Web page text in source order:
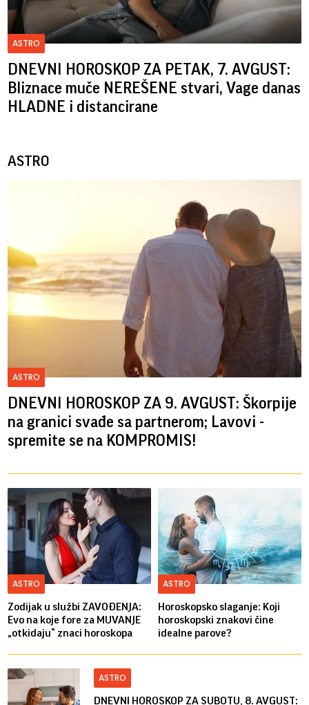
ASTRO
DNEVNI HOROSKOP ZA PETAK, 7. AVGUST:
Bliznace muče NEREŠENE stvari, Vage danas
HLADNE i distancirane
ASTRO
ASTRO
DNEVNI HOROSKOP ZA 9. AVGUST: Škorpije
na granici svađe sa partnerom; Lavovi -
spremite se na KOMPROMIS!
ASTRO
Zodijak u službi ZAVOĐENJA:
Evo na koje fore za MUVANJE
„otkidaju“ znaci horoskopa
ASTRO
Horoskopsko slaganje: Koji
horoskopski znakovi čine
idealne parove?
ASTRO
DNEVNI HOROSKOP ZA SUBOTU, 8. AVGUST: